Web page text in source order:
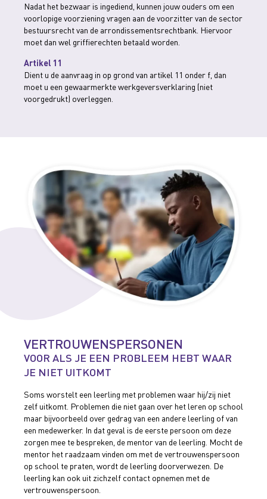
Nadat het bezwaar is ingediend, kunnen jouw ouders om een
voorlopige voorziening vragen aan de voorzitter van de sector
bestuursrecht van de arrondissementsrechtbank. Hiervoor
moet dan wel griffierechten betaald worden.
Artikel 11
Dient u de aanvraag in op grond van artikel 11 onder f, dan
moet u een gewaarmerkte werkgeversverklaring (niet
voorgedrukt) overleggen.
VERTROUWENSPERSONEN
VOOR ALS JE EEN PROBLEEM HEBT WAAR
JE NIET UITKOMT
Soms worstelt een leerling met problemen waar hij/zij niet
zelf uitkomt. Problemen die niet gaan over het leren op school
maar bijvoorbeeld over gedrag van een andere leerling of van
een medewerker. In dat geval is de eerste persoon om deze
zorgen mee te bespreken, de mentor van de leerling. Mocht de
mentor het raadzaam vinden om met de vertrouwenspersoon
op school te praten, wordt de leerling doorverwezen. De
leerling kan ook uit zichzelf contact opnemen met de
vertrouwenspersoon.